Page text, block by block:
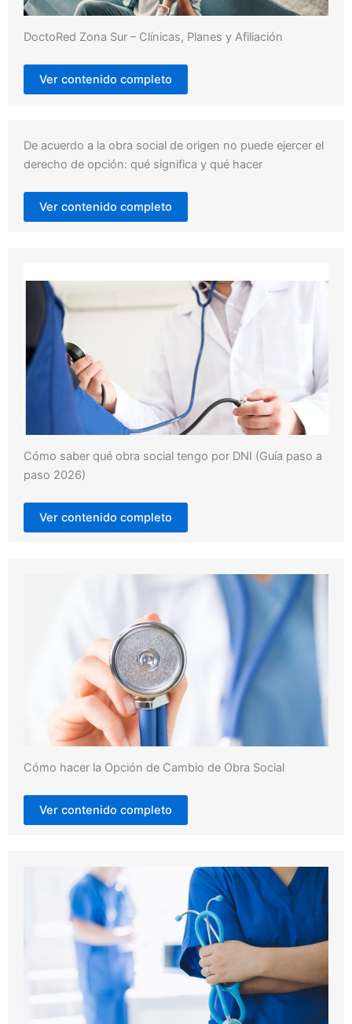
DoctoRed Zona Sur – Clínicas, Planes y Afiliación
Ver contenido completo
De acuerdo a la obra social de origen no puede ejercer el
derecho de opción: qué significa y qué hacer
Ver contenido completo
Cómo saber qué obra social tengo por DNI (Guía paso a
paso 2026)
Ver contenido completo
Cómo hacer la Opción de Cambio de Obra Social
Ver contenido completo